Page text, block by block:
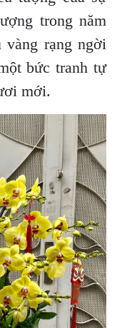
trong năm
rạng ngời
bức tranh tự
mới.